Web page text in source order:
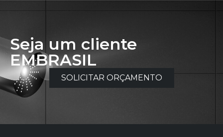
Seja um cliente
EMBRASIL
SOLICITAR ORÇAMENTO